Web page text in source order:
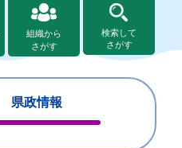
組織から
さがす
検索して
さがす
県政情報